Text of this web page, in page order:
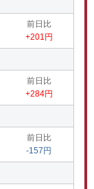
前日比
+201円
前日比
+284円
前日比
-157円